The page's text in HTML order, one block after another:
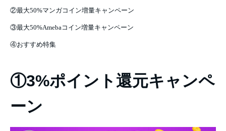
①3%ポイント還元キャンペ
ーン